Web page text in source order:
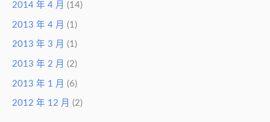
2014 年 4 月 (14)
2013 年 4 月 (1)
2013 年 3 月 (1)
2013 年 2 月 (2)
2013 年 1 月 (6)
2012 年 12 月 (2)